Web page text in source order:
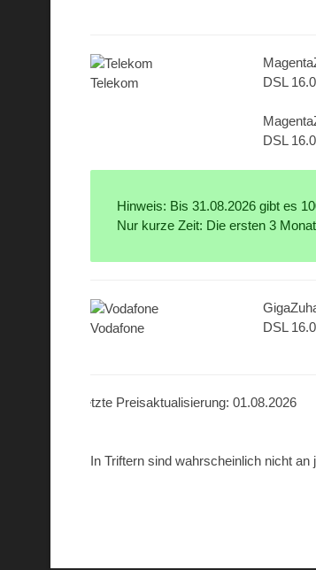
Telekom
DSL
DSL
Hinweis: Bis 31.08.2026 gibt es
Nur kurze Zeit: Die ersten 3
Vodafone
DSL
Letzte Preisaktualisierung: 01.08.2026
In Triftern sind wahrscheinlich nicht